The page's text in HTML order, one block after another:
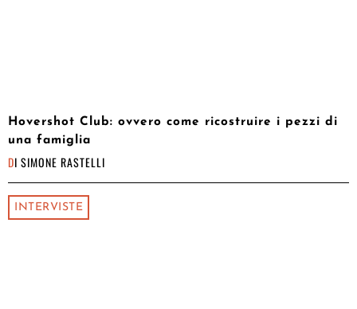
Hovershot Club: ovvero come ricostruire i pezzi di
una famiglia
DI SIMONE RASTELLI
INTERVISTE